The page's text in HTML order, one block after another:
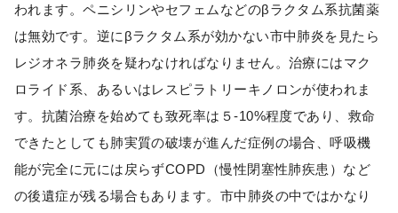
われます。ペニシリンやセフェムなどのβラクタム系抗菌薬
は無効です。逆にβラクタム系が効かない市中肺炎を見たら
レジオネラ肺炎を疑わなければなりません。治療にはマク
ロライド系、あるいはレスピラトリーキノロンが使われま
す。抗菌治療を始めても致死率は５-10%程度であり、救命
できたとしても肺実質の破壊が進んだ症例の場合、呼吸機
能が完全に元には戻らずCOPD（慢性閉塞性肺疾患）など
の後遺症が残る場合もあります。市中肺炎の中ではかなり